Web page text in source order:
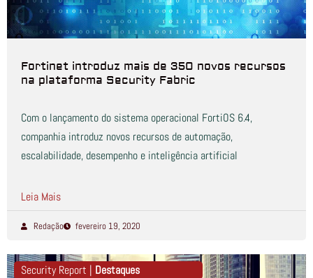
Fortinet introduz mais de 350 novos recursos
na plataforma Security Fabric
Com o lançamento do sistema operacional FortiOS 6.4,
companhia introduz novos recursos de automação,
escalabilidade, desempenho e inteligência artificial
Leia Mais
Redação fevereiro 19, 2020
Security Report | Destaques